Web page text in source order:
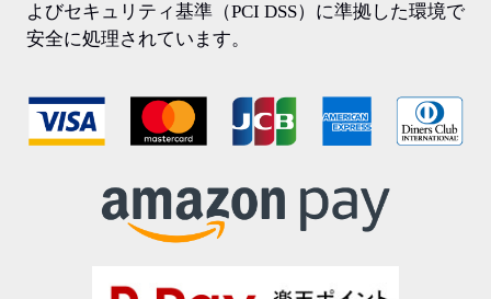
よびセキュリティ基準（PCI DSS）に準拠した環境で
安全に処理されています。